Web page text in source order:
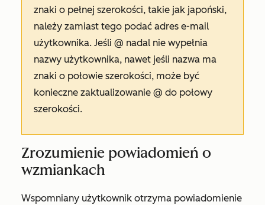
znaki o pełnej szerokości, takie jak japoński,
należy zamiast tego podać adres e-mail
użytkownika. Jeśli @ nadal nie wypełnia
nazwy użytkownika, nawet jeśli nazwa ma
znaki o połowie szerokości, może być
konieczne zaktualizowanie @ do połowy
szerokości.
Zrozumienie powiadomień o
wzmiankach
Wspomniany użytkownik otrzyma powiadomienie